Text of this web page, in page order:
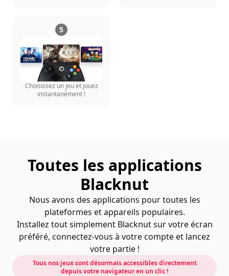
5
Choisissez un jeu et jouez
instantanément !
Toutes les applications
Blacknut
Nous avons des applications pour toutes les
plateformes et appareils populaires.
Installez tout simplement Blacknut sur votre écran
préféré, connectez-vous à votre compte et lancez
votre partie !
Tous nos jeux sont désormais accessibles directement
depuis votre navigateur en un clic !